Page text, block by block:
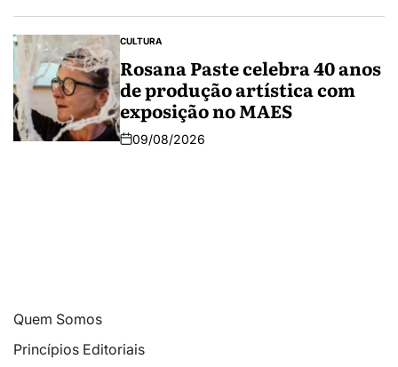
CULTURA
Rosana Paste celebra 40 anos
de produção artística com
exposição no MAES
09/08/2026
Quem Somos
Princípios Editoriais